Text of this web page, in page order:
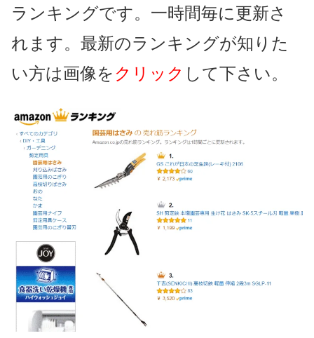
ランキングです。一時間毎に更新さ
れます。最新のランキングが知りた
い方は画像をクリック して下さい。